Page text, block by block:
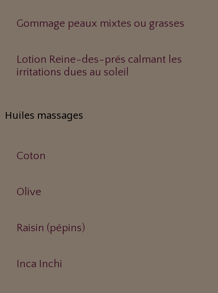
Gommage peaux mixtes ou grasses
Lotion Reine-des-prés calmant les
irritations dues au soleil
Huiles massages
Coton
Olive
Raisin (pépins)
Inca Inchi